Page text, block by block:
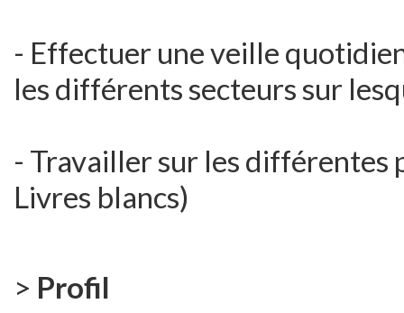
- Effectuer une veille
les différents secteurs sur
- Travailler sur les différentes
Livres blancs)
> Profil